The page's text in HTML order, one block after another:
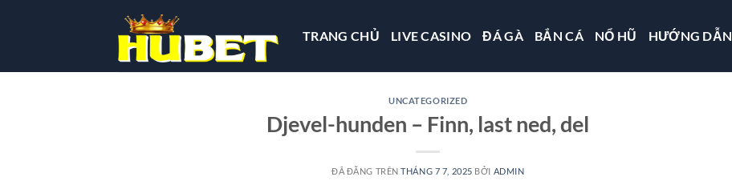
dung
TRANG CHỦ LIVE CASINO ĐÁ GÀ BẮN CÁ NỔ HŨ HƯỚNG DẪN
UNCATEGORIZED
Djevel-hunden – Finn, last ned, del
ĐÃ ĐĂNG TRÊNTHÁNG 7 7, 2025 BỞI ADMIN